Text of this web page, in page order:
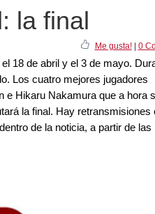
la final
Me gusta!| 0
18 de abril y el 3 de mayo.
Los cuatro mejores jugadores
e Hikaru Nakamura que a hora
la final. Hay retransmisiones
de la noticia, a partir de las